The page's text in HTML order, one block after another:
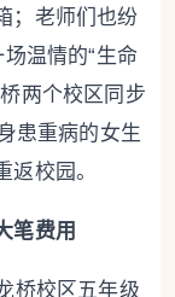
；老师们也纷
温情的“生命
两个校区同步
患重病的女生
校园。
笔费用
校区五年级